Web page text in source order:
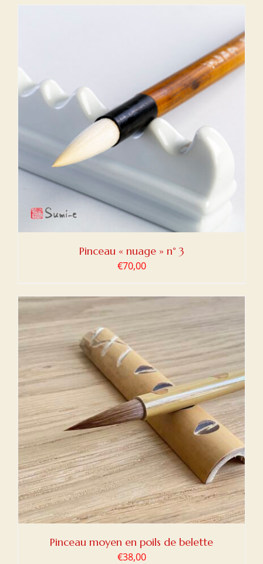
Pinceau « nuage » n° 3
€70,00
Pinceau moyen en poils de belette
€38,00